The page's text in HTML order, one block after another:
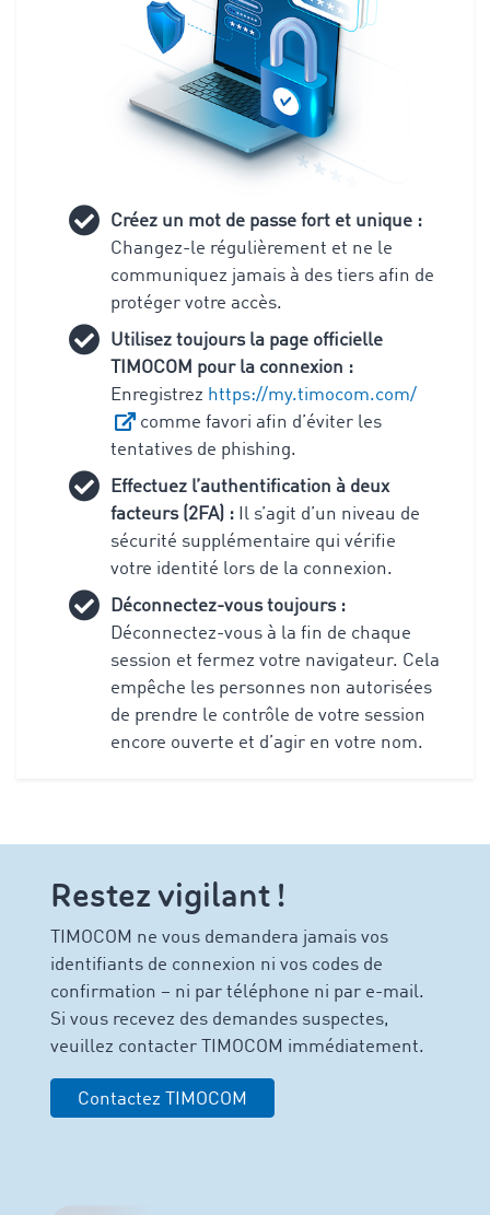
Créez un mot de passe fort et unique :
Changez-le régulièrement et ne le
communiquez jamais à des tiers afin de
protéger votre accès.
Utilisez toujours la page officielle
TIMOCOM pour la connexion :
Enregistrez https://my.timocom.com/
comme favori afin d’éviter les
tentatives de phishing.
Effectuez l’authentification à deux
facteurs (2FA) : Il s’agit d’un niveau de
sécurité supplémentaire qui vérifie
votre identité lors de la connexion.
Déconnectez-vous toujours :
Déconnectez-vous à la fin de chaque
session et fermez votre navigateur. Cela
empêche les personnes non autorisées
de prendre le contrôle de votre session
encore ouverte et d’agir en votre nom.
Restez vigilant !
TIMOCOM ne vous demandera jamais vos
identifiants de connexion ni vos codes de
confirmation – ni par téléphone ni par e-mail.
Si vous recevez des demandes suspectes,
veuillez contacter TIMOCOM immédiatement.
Contactez TIMOCOM